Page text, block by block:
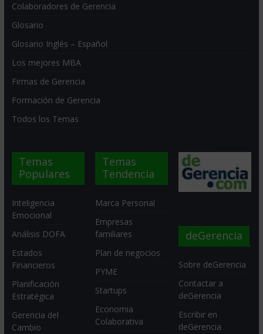
Colaboradores de Gerencia
Glosario
Glosario Inglés – Español
Los mejores MBA
Firmas de Gerencia
Formación de Gerencia
Todos los Temas
Temas
Populares
Inteligencia
Emocional
Análisis DOFA
Estados
Financieros
Planificación
Estratégica
Gerencia del
Cambio
Temas
Tendencia
Marca Personal
Empresas
familiares
Plan de negocios
PYME
Startups
Economia
Colaborativa
deGerencia
Sobre deGerencia
Contactar a
deGerencia
Escribir en
deGerencia